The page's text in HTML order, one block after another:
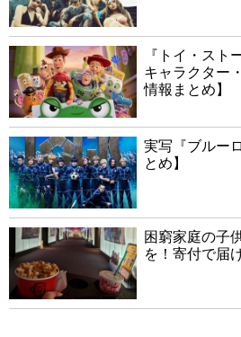
『トイ・スト
キャラクター
情報まとめ】
実写『ブルー
とめ】
困窮家庭の子
を！寄付で届